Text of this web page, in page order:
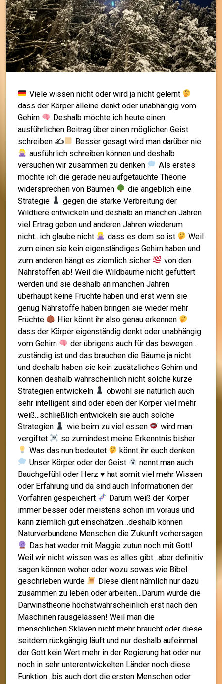
Viele wissen nicht oder wird ja nicht gelernt
dass der Körper alleine denkt oder unabhängig vom
Gehirn
Deshalb möchte ich heute einen
ausführlichen Beitrag über einen möglichen Geist
schreiben ✍
Besser gesagt wird man darüber nie
ausführlich schreiben können und deshalb
versuchen wir zusammen zu denken
Als erstes
möchte ich die gerade neu aufgetauchte Theorie
widersprechen von Bäumen
die angeblich eine
Strategie
gegen die starke Verbreitung der
Wildtiere entwickeln und deshalb an manchen Jahren
viel Ertrag geben und anderen Jahren wiederum
nicht…ich glaube nicht
dass es dem so ist
Weil
zum einen sie kein eigenständiges Gehirn haben und
zum anderen hängt es ziemlich sicher
von den
Nährstoffen ab! Weil die Wildbäume nicht gefüttert
werden und sie deshalb an manchen Jahren
überhaupt keine Früchte haben und erst wenn sie
genug Nährstoffe haben bringen sie wieder mehr
Früchte
Hier könnt ihr also genau erkennen
dass der Körper eigenständig denkt oder unabhängig
vom Gehirn
der übrigens auch für das bewegen…
zuständig ist und das brauchen die Bäume ja nicht
und deshalb haben sie kein zusätzliches Gehirn und
können deshalb wahrscheinlich nicht solche kurze
Strategien entwickeln
obwohl sie natürlich auch
sehr intelligent sind oder eben der Körper viel mehr
weiß…schließlich entwickeln sie auch solche
Strategien
wie beim zu viel essen
wird man
vergiftet
so zumindest meine Erkenntnis bisher
Was das nun bedeutet
könnt ihr euch denken
Unser Körper oder der Geist
nennt man auch
Bauchgefühl oder Herz ♥️ hat somit viel mehr Wissen
oder Erfahrung und da sind auch Informationen der
Vorfahren gespeichert
Darum weiß der Körper
immer besser oder meistens schon im voraus und
kann ziemlich gut einschätzen…deshalb können
Naturverbundene Menschen die Zukunft vorhersagen
Das hat weder mit Maggie zutun noch mit Gott!
Weil wir nicht wissen was es alles gibt…aber definitiv
sagen können woher oder wozu sowas wie Bibel
geschrieben wurde
Diese dient nämlich nur dazu
zusammen zu leben oder arbeiten…Darum wurde die
Darwinstheorie höchstwahrscheinlich erst nach den
Maschinen rausgelassen! Weil man die
menschlichen Sklaven nicht mehr braucht oder diese
seitdem rückgängig läuft und nur deshalb aufeinmal
der Gott kein Wert mehr in der Regierung hat oder nur
noch in sehr unterentwickelten Länder noch diese
Funktion…bis auch dort die ersten Menschen oder